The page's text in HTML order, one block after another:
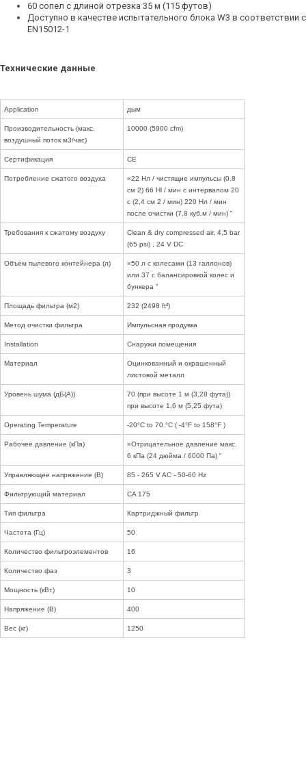
60 сопел с длиной отрезка 35 м (115 футов)
Доступно в качестве испытательного блока W3 в соответствии с
EN15012-1
Технические данные
Application дым
Производительность (макс.
воздушный поток м3/час)
10000 (5900 cfm)
Сертификация CE
Потребление сжатого воздуха
«22 Нл / чистящие импульсы (0,8
см 2) 66 Нl / мин с интервалом 20
с (2,4 см 2 / мин) 220 Нл / мин
после очистки (7,8 куб.м / мин) "
Требования к сжатому воздуху
Clean & dry compressed air, 4,5 bar
(65 psi) , 24 V DC
Объем пылевого контейнера (л)
«50 л с колесами (13 галлонов)
или 37 с балансировкой колес и
бункера "
Площадь фильтра (м2) 232 (2498 ft²)
Метод очистки фильтра Импульсная продувка
Installation Снаружи помещения
Материал
Оцинкованный и окрашенный
листовой металл
Уровень шума (дБ(А))
70 (при высоте 1 м (3,28 фута))
при высоте 1,6 м (5,25 фута)
Operating Temperature -20°C to 70 °C ( -4°F to 158°F )
Рабочее давление (кПа)
«Отрицательное давление макс.
6 кПа (24 дюйма / 6000 Па) "
Управляющее напряжение (В) 85 - 265 V AC - 50-60 Hz
Фильтрующий материал CA 175
Тип фильтра Картриджный фильтр
Частота (Гц) 50
Количество фильтроэлементов 16
Количество фаз 3
Мощность (кВт) 10
Напряжение (В) 400
Вес (кг) 1250